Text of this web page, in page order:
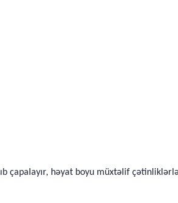
çapalayır, həyat boyu müxtəlif